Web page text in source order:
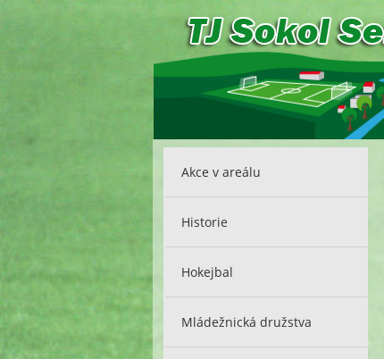
Akce v areálu
Historie
Hokejbal
Mládežnická družstva